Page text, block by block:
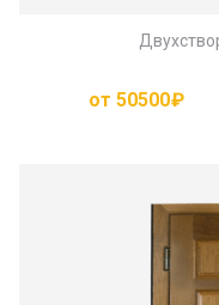
от 50500₽